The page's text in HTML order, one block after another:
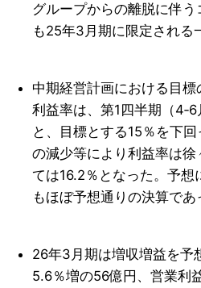
グループからの離脱に伴
も25年3月期に限定される
中期経営計画における目
利益率は、第1四半期（
と、目標とする15％を下
の減少等により利益率は
ては16.2％となった。予想
もほぼ予想通りの決算であ
26年3月期は増収増益を予
5.6％増の56億円、営業利